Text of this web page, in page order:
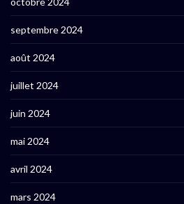
septembre 2024
août 2024
juillet 2024
juin 2024
mai 2024
avril 2024
mars 2024